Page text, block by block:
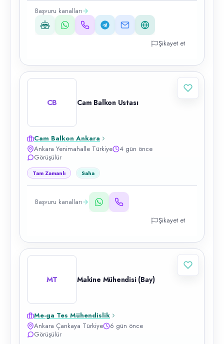
Başvuru kanalları
Şikayet et
CB Cam Balkon Ustası
Cam Balkon Ankara
Ankara Yenimahalle Türkiye
4 gün önce
Görüşülür
Tam Zamanlı Saha
Başvuru kanalları
Şikayet et
MT Makine Mühendisi (Bay)
Me-ga Tes Mühendislik
Ankara Çankaya Türkiye
6 gün önce
Görüşülür